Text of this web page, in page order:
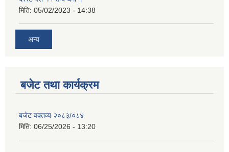
मिति: 05/02/2023 - 14:38
अन्य
बजेट तथा कार्यक्रम
बजेट वक्तव्य २०८३/०८४
मिति: 06/25/2026 - 13:20